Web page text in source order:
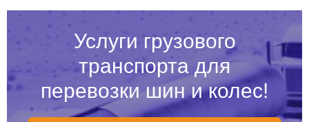
Услуги грузового
транспорта для
перевозки шин и колес!